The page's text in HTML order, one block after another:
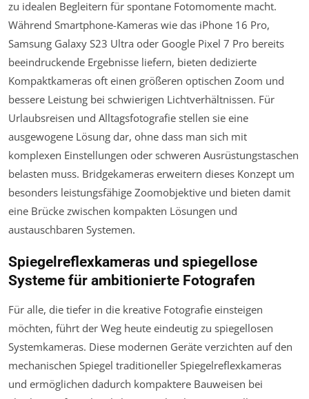
zu idealen Begleitern für spontane Fotomomente macht.
Während Smartphone-Kameras wie das iPhone 16 Pro,
Samsung Galaxy S23 Ultra oder Google Pixel 7 Pro bereits
beeindruckende Ergebnisse liefern, bieten dedizierte
Kompaktkameras oft einen größeren optischen Zoom und
bessere Leistung bei schwierigen Lichtverhältnissen. Für
Urlaubsreisen und Alltagsfotografie stellen sie eine
ausgewogene Lösung dar, ohne dass man sich mit
komplexen Einstellungen oder schweren Ausrüstungstaschen
belasten muss. Bridgekameras erweitern dieses Konzept um
besonders leistungsfähige Zoomobjektive und bieten damit
eine Brücke zwischen kompakten Lösungen und
austauschbaren Systemen.
Spiegelreflexkameras und spiegellose
Systeme für ambitionierte Fotografen
Für alle, die tiefer in die kreative Fotografie einsteigen
möchten, führt der Weg heute eindeutig zu spiegellosen
Systemkameras. Diese modernen Geräte verzichten auf den
mechanischen Spiegel traditioneller Spiegelreflexkameras
und ermöglichen dadurch kompaktere Bauweisen bei